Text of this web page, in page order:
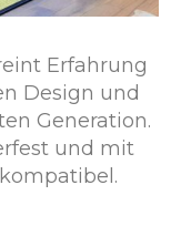
Erfahrung
Design und
Generation.
und mit